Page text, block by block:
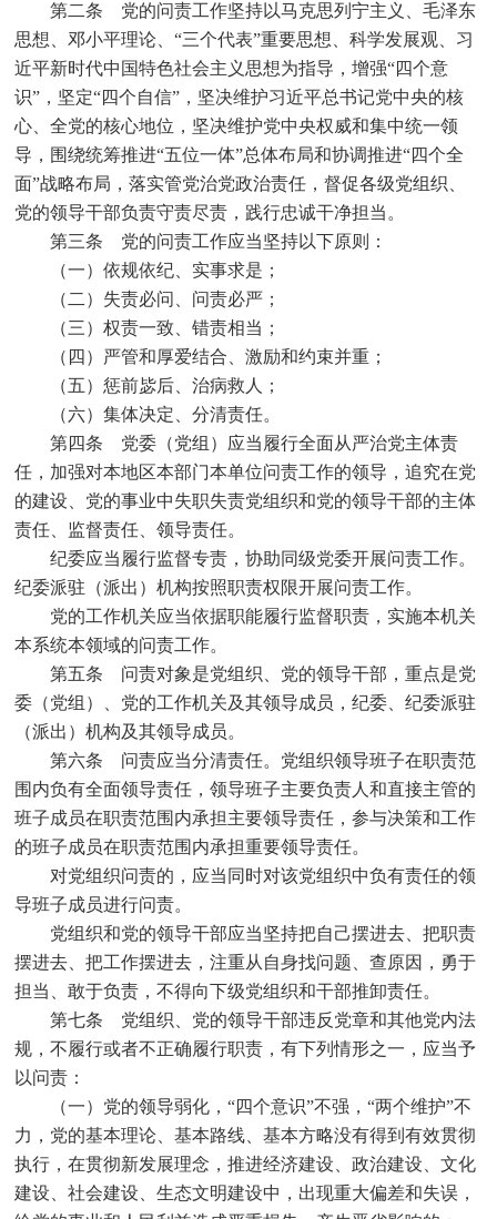
第二条 党的问责工作坚持以马克思列宁主义、毛泽东
思想、邓小平理论、“三个代表”重要思想、科学发展观、习
近平新时代中国特色社会主义思想为指导，增强“四个意
识” ，坚定“四个自信” ，坚决维护习近平总书记党中央的核
心、全党的核心地位，坚决维护党中央权威和集中统一领
导，围绕统筹推进“五位一体”总体布局和协调推进“四个全
面”战略布局，落实管党治党政治责任，督促各级党组织、
党的领导干部负责守责尽责，践行忠诚干净担当。
第三条 党的问责工作应当坚持以下原则：
（一）依规依纪、实事求是；
（二）失责必问、问责必严；
（三）权责一致、错责相当；
（四）严管和厚爱结合、激励和约束并重；
（五）惩前毖后、治病救人；
（六）集体决定、分清责任。
第四条 党委（党组）应当履行全面从严治党主体责
任，加强对本地区本部门本单位问责工作的领导，追究在党
的建设、党的事业中失职失责党组织和党的领导干部的主体
责任、监督责任、领导责任。
纪委应当履行监督专责，协助同级党委开展问责工作。
纪委派驻（派出）机构按照职责权限开展问责工作。
党的工作机关应当依据职能履行监督职责，实施本机关
本系统本领域的问责工作。
第五条 问责对象是党组织、党的领导干部，重点是党
委（党组）、党的工作机关及其领导成员，纪委、纪委派驻
（派出）机构及其领导成员。
第六条 问责应当分清责任。党组织领导班子在职责范
围内负有全面领导责任，领导班子主要负责人和直接主管的
班子成员在职责范围内承担主要领导责任，参与决策和工作
的班子成员在职责范围内承担重要领导责任。
对党组织问责的，应当同时对该党组织中负有责任的领
导班子成员进行问责。
党组织和党的领导干部应当坚持把自己摆进去、把职责
摆进去、把工作摆进去，注重从自身找问题、查原因，勇于
担当、敢于负责，不得向下级党组织和干部推卸责任。
第七条 党组织、党的领导干部违反党章和其他党内法
规，不履行或者不正确履行职责，有下列情形之一，应当予
以问责：
（一）党的领导弱化，“四个意识”不强，“两个维护”不
力，党的基本理论、基本路线、基本方略没有得到有效贯彻
执行，在贯彻新发展理念，推进经济建设、政治建设、文化
建设、社会建设、生态文明建设中，出现重大偏差和失误，